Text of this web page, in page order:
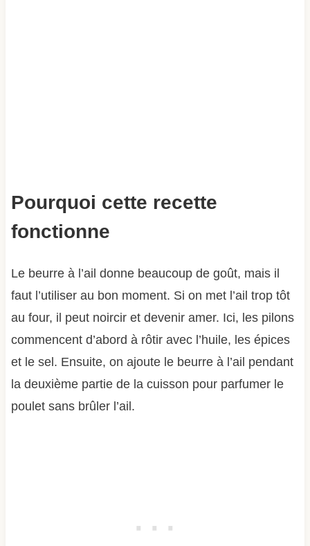
Pourquoi cette recette
fonctionne
Le beurre à l’ail donne beaucoup de goût, mais il
faut l’utiliser au bon moment. Si on met l’ail trop tôt
au four, il peut noircir et devenir amer. Ici, les pilons
commencent d’abord à rôtir avec l’huile, les épices
et le sel. Ensuite, on ajoute le beurre à l’ail pendant
la deuxième partie de la cuisson pour parfumer le
poulet sans brûler l’ail.